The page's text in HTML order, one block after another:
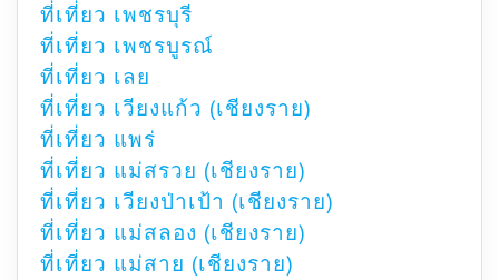
ที่เที่ยว เพชรบุรี
ที่เที่ยว เพชรบูรณ์
ที่เที่ยว เลย
ที่เที่ยว เวียงแก้ว (เชียงราย)
ที่เที่ยว แพร่
ที่เที่ยว แม่สรวย (เชียงราย)
ที่เที่ยว เวียงป่าเป้า (เชียงราย)
ที่เที่ยว แม่สลอง (เชียงราย)
ที่เที่ยว แม่สาย (เชียงราย)